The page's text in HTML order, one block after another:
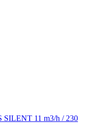
11 m3/h / 230